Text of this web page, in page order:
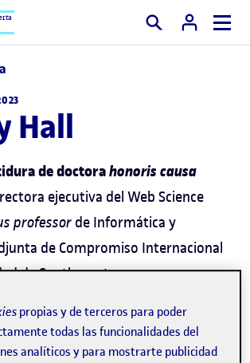
Buscar
Hall
de doctorahonoris causa
ejecutiva del Web Science
professor de Informática y
de Compromiso Internacional
de Southampton
propias y de terceros para poder
todas las funcionalidades del
analíticos y para mostrarte publicidad